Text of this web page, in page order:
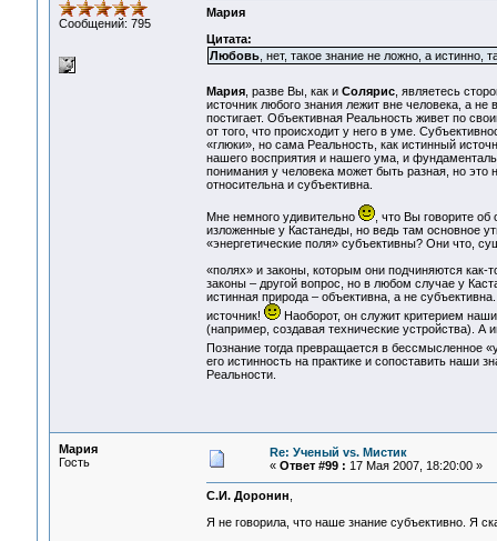
Сообщений: 795
Мария
Цитата:
Любовь, нет, такое знание не ложно, а истинно,
Мария, разве Вы, как и Солярис, являетесь
источник любого знания лежит вне человека, а
постигает. Объективная Реальность живет по
от того, что происходит у него в уме.
«глюки», но сама Реальность, как истинный
нашего восприятия и нашего ума, и
понимания у человека может быть разная, но это
относительна и субъективна.
Мне немного удивительно
, что Вы говорите об
изложенные у Кастанеды, но ведь там основное
«энергетические поля» субъективны? Они что,
«полях» и законы, которым они подчиняются как-
законы – другой вопрос, но в любом случае у
истинная природа – объективна, а не
источник!
Наоборот, он служит критерием
(например, создавая технические устройства). А
Познание тогда превращается в бессмысленное
его истинность на практике и сопоставить наши
Реальности.
Мария
Гость
Re: Ученый vs. Мистик
« Ответ #99 : 17 Мая 2007, 18:20:00 »
С.И. Доронин
Я не говорила, что наше знание субъективно. Я